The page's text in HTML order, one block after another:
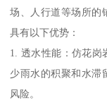
场、人行道等场所的
具有以下优势：
1. 透水性能：仿花岗
少雨水的积聚和水滞
风险。